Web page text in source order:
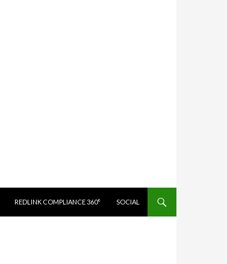
REDLINK COMPLIANCE 360° SOCIAL